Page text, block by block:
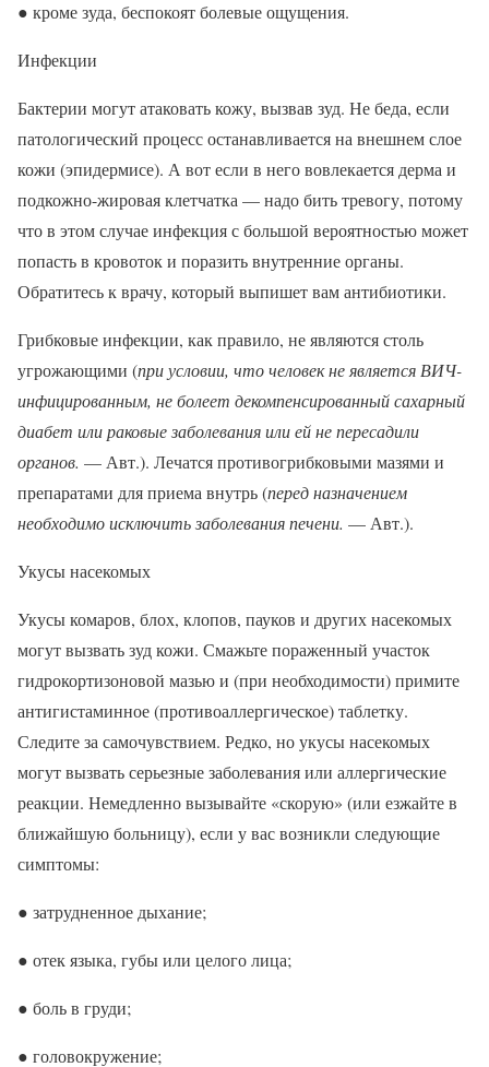
● кроме зуда, беспокоят болевые ощущения.
Инфекции
Бактерии могут атаковать кожу, вызвав зуд. Не беда, если
патологический процесс останавливается на внешнем слое
кожи (эпидермисе). А вот если в него вовлекается дерма и
подкожно-жировая клетчатка — надо бить тревогу, потому
что в этом случае инфекция с большой вероятностью может
попасть в кровоток и поразить внутренние органы.
Обратитесь к врачу, который выпишет вам антибиотики.
Грибковые инфекции, как правило, не являются столь
угрожающими (при условии, что человек не является ВИЧ-
инфицированным, не болеет декомпенсированный сахарный
диабет или раковые заболевания или ей не пересадили
органов. — Авт.). Лечатся противогрибковыми мазями и
препаратами для приема внутрь (перед назначением
необходимо исключить заболевания печени. — Авт.).
Укусы насекомых
Укусы комаров, блох, клопов, пауков и других насекомых
могут вызвать зуд кожи. Смажьте пораженный участок
гидрокортизоновой мазью и (при необходимости) примите
антигистаминное (противоаллергическое) таблетку.
Следите за самочувствием. Редко, но укусы насекомых
могут вызвать серьезные заболевания или аллергические
реакции. Немедленно вызывайте «скорую» (или езжайте в
ближайшую больницу), если у вас возникли следующие
симптомы:
● затрудненное дыхание;
● отек языка, губы или целого лица;
● боль в груди;
● головокружение;